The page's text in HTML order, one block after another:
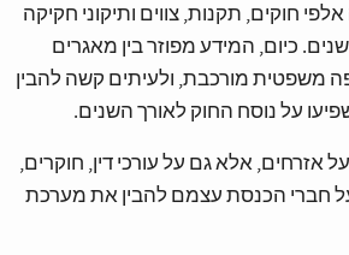
חוקים, תקנות, צווים ותיקוני חקיקה
כיום, המידע מפוזר בין מאגרים
משפטית מורכבת, ולעיתים קשה להבין
על נוסח החוק לאורך השנים.
אלא גם על עורכי דין, חוקרים,
על חברי הכנסת עצמם להבין את מערכת